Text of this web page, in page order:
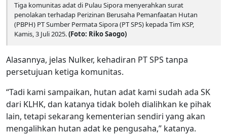
Tiga komunitas adat di Pulau Sipora menyerahkan surat
penolakan terhadap Perizinan Berusaha Pemanfaatan Hutan
(PBPH) PT Sumber Permata Sipora (PT SPS) kepada Tim KSP,
Kamis, 3 Juli 2025.(Foto: Riko Saogo)
Alasannya, jelas Nulker, kehadiran PT SPS tanpa
persetujuan ketiga komunitas.
“Tadi kami sampaikan, hutan adat kami sudah ada SK
dari KLHK, dan katanya tidak boleh dialihkan ke pihak
lain, tetapi sekarang kementerian sendiri yang akan
mengalihkan hutan adat ke pengusaha,” katanya.